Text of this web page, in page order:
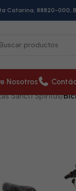
Catarina, 88820-000,
Nosotros
Sancti Spíritus/